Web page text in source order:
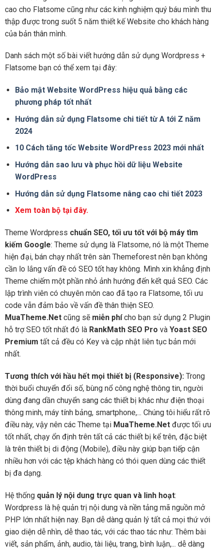
cao cho Flatsome cũng như các kinh nghiệm quý báu mình thu
thập được trong suốt 5 năm thiết kế Website cho khách hàng
của bản thân mình.
Danh sách một số bài viết hướng dẫn sử dụng Wordpress +
Flatsome bạn có thể xem tại đây:
Bảo mật Website WordPress hiệu quả bằng các
phương pháp tốt nhất
Hướng dẫn sử dụng Flatsome chi tiết từ A tới Z năm
2024
10 Cách tăng tốc Website WordPress 2023 mới nhất
Hướng dẫn sao lưu và phục hồi dữ liệu Website
WordPress
Hướng dẫn sử dụng Flatsome nâng cao chi tiết 2023
Xem toàn bộ tại đây.
Theme Wordpress chuẩn SEO, tối ưu tốt với bộ máy tìm
kiếm Google: Theme sử dụng là Flatsome, nó là một Theme
hiện đại, bán chạy nhất trên sàn Themeforest nên bạn không
cần lo lắng vấn đề có SEO tốt hay không. Mình xin khẳng định
Theme chiếm một phần nhỏ ảnh hướng đến kết quả SEO. Các
lập trình viên có chuyên môn cao đã tạo ra Flatsome, tối ưu
code vẫn đảm bảo về vấn đề thân thiện SEO.
MuaTheme.Net cũng sẽ miễn phícho bạn sử dụng 2 Plugin
hỗ trợ SEO tốt nhất đó là RankMath SEO Pro và Yoast SEO
Premium tất cả đều có Key và cập nhật liên tục bản mới
nhất.
Tương thích với hầu hết mọi thiết bị (Responsive): Trong
thời buổi chuyển đổi số, bùng nổ công nghệ thông tin, người
dùng đang dần chuyển sang các thiết bị khác như điện thoại
thông minh, máy tính bảng, smartphone,... Chúng tôi hiểu rất rõ
điều này, vậy nên các Theme tại MuaTheme.Net được tối ưu
tốt nhất, chạy ổn định trên tất cả các thiết bị kể trên, đặc biệt
là trên thiết bị di động (Mobile), điều này giúp bạn tiếp cận
nhiều hơn với các tệp khách hàng có thói quen dùng các thiết
bị đa dạng.
Hệ thống quản lý nội dung trực quan và linh hoạt:
Wordpress là hệ quản trị nội dung và nền tảng mã nguồn mở
PHP lớn nhất hiện nay. Bạn dễ dàng quản lý tất cả mọi thứ với
giao diện dễ nhìn, dễ thao tác, với các thao tác như: Thêm bài
viết, sản phẩm, ảnh, audio, tài liệu, trang, bình luận,... dễ dàng